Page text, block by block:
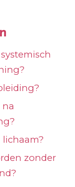
zonder